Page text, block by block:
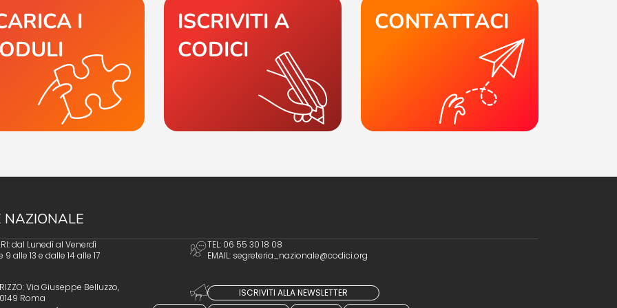
I
ISCRIVITI A
CODICI
CONTATTACI
NAZIONALE
dal Lunedì al Venerdì
9 alle 13 e dalle 14 alle 17
TEL: 06 55 30 18 08
EMAIL: segreteria_nazionale@codici.org
Via Giuseppe Belluzzo,
Roma
ISCRIVITI ALLA NEWSLETTER